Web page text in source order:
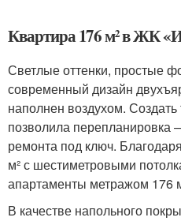
Квартира 176 м² в ЖК
Светлые оттенки, простые
современный дизайн
наполнен воздухом. Создать
позволила перепланировка
ремонта под ключ.
м² с шестиметровыми
апартаменты метражом 176
В качестве напольного